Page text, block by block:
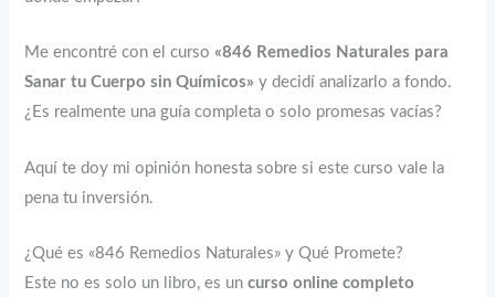
Me encontré con el curso «846 Remedios Naturales para
Sanar tu Cuerpo sin Químicos» y decidí analizarlo a fondo.
¿Es realmente una guía completa o solo promesas vacías?
Aquí te doy mi opinión honesta sobre si este curso vale la
pena tu inversión.
¿Qué es «846 Remedios Naturales» y Qué Promete?
Este no es solo un libro, es uncurso online completo